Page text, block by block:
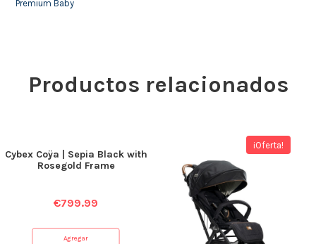
Premium Baby
Productos relacionados
Cybex Coÿa | Sepia Black with
Rosegold Frame
€799.99
Agregar
¡Oferta!